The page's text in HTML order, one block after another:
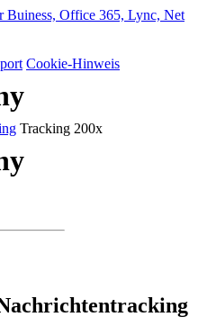
Cookie-Hinweis
Tracking 200x